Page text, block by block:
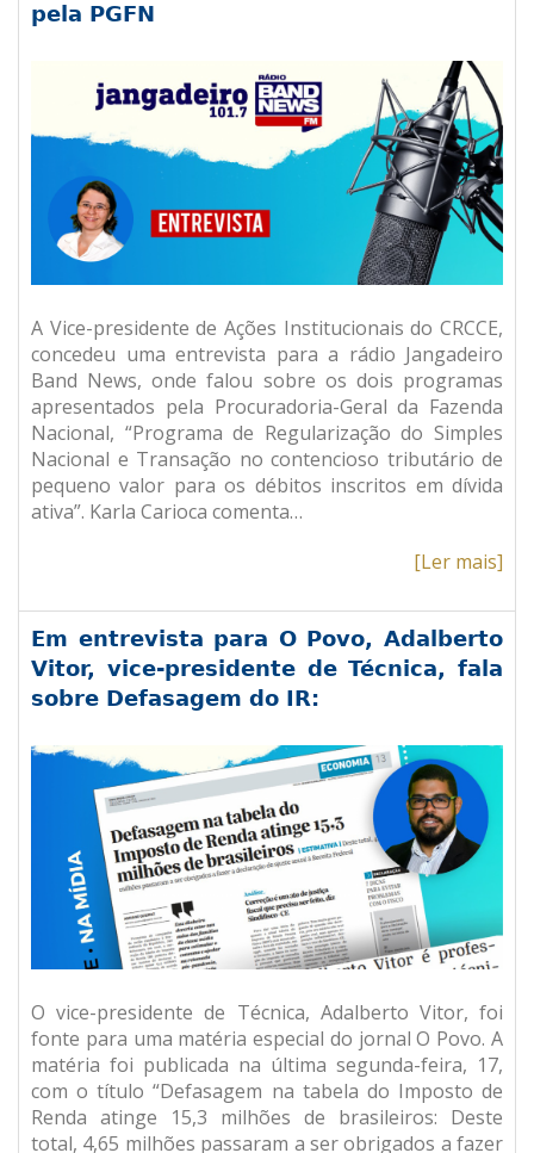
pela PGFN
A Vice-presidente de Ações Institucionais do CRCCE,
concedeu uma entrevista para a rádio Jangadeiro
Band News, onde falou sobre os dois programas
apresentados pela Procuradoria-Geral da Fazenda
Nacional, “Programa de Regularização do Simples
Nacional e Transação no contencioso tributário de
pequeno valor para os débitos inscritos em dívida
ativa”. Karla Carioca comenta…
[Ler mais]
Em entrevista para O Povo, Adalberto
Vitor, vice-presidente de Técnica, fala
sobre Defasagem do IR:
O vice-presidente de Técnica, Adalberto Vitor, foi
fonte para uma matéria especial do jornal O Povo. A
matéria foi publicada na última segunda-feira, 17,
com o título “Defasagem na tabela do Imposto de
Renda atinge 15,3 milhões de brasileiros: Deste
total, 4,65 milhões passaram a ser obrigados a fazer